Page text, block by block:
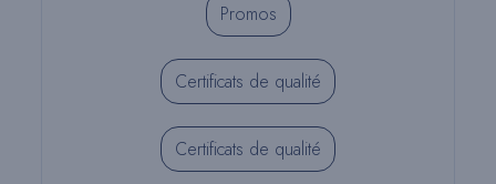
Promos
Certificats de qualité
Certificats de qualité